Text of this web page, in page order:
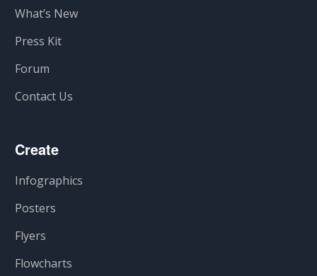
What’s New
Press Kit
Forum
Contact Us
Create
Infographics
Posters
Flyers
Flowcharts